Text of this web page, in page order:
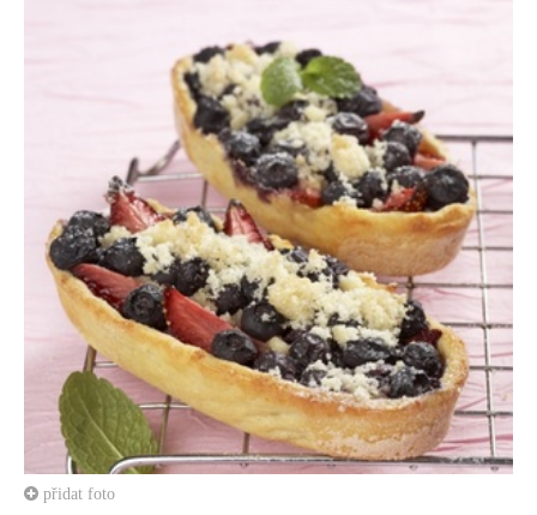
přidat foto